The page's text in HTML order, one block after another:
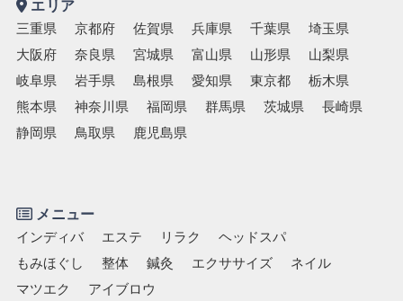
エリア
三重県 京都府 佐賀県 兵庫県 千葉県
埼玉県
大阪府
奈良県 宮城県 富山県 山形県
山梨県
岐阜県
岩手県 島根県 愛知県 東京都
栃木県
熊本県
神奈川県 福岡県 群馬県 茨城県
長崎県
静岡県
鳥取県 鹿児島県
メニュー
インディバ エステ リラク
ヘッドスパ
もみほぐし
整体 鍼灸 エクササイズ
ネイル
マツエク
アイブロウ